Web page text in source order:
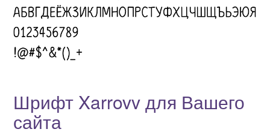
Шрифт Xarrovv для Вашего
сайта